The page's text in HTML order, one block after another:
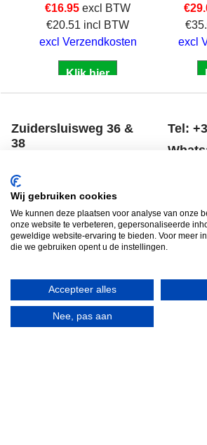
€16.95 excl BTW
€20.51 incl BTW
excl Verzendkosten
Klik hier
€
€
excl
Zuidersluisweg 36 &
38
Nederland
Informatie
Tel:
Contact
Winkelmandje
Disclaimer
Wij gebruiken cookies
We kunnen deze plaatsen voor analyse van onze
onze website te verbeteren, gepersonaliseerde
geweldige website-ervaring te bieden. Voor meer
die we gebruiken opent u de instellingen.
Accepteer alles
Nee, pas aan